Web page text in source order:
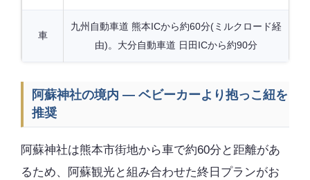
車
九州自動車道 熊本ICから約60分(ミルクロード経
由)。大分自動車道 日田ICから約90分
阿蘇神社の境内 — ベビーカーより抱っこ紐を
推奨
阿蘇神社は熊本市街地から車で約60分と距離があ
るため、阿蘇観光と組み合わせた終日プランがお